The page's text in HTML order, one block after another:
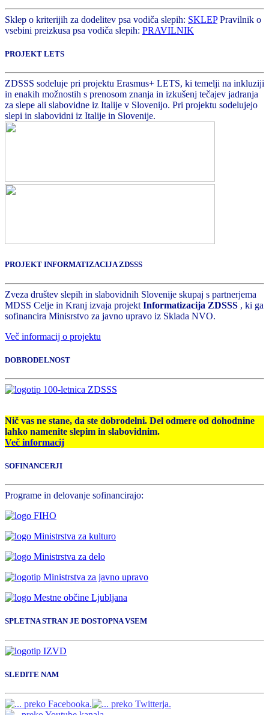
Sklep o kriterijih za dodelitev psa vodiča slepih: SKLEPPravilnik o
vsebini preizkusa psa vodiča slepih: PRAVILNIK
PROJEKT LETS
ZDSSS sodeluje pri projektu Erasmus+ LETS, ki temelji na inkluziji
in enakih možnostih s prenosom znanja in izkušenj tečajev jadranja
za slepe ali slabovidne iz Italije v Slovenijo. Pri projektu sodelujejo
slepi in slabovidni iz Italije in Slovenije.
PROJEKT INFORMATIZACIJA ZDSSS
Zveza društev slepih in slabovidnih Slovenije skupaj s partnerjema
MDSS Celje in Kranj izvaja projekt Informatizacija ZDSSS , ki ga
sofinancira Minisrstvo za javno upravo iz Sklada NVO.
Več informacij o projektu
DOBRODELNOST
Nič vas ne stane, da ste dobrodelni. Del odmere od dohodnine
lahko namenite slepim in slabovidnim.
Več informacij
SOFINANCERJI
Programe in delovanje sofinancirajo:
SPLETNA STRAN JE DOSTOPNA VSEM
SLEDITE NAM